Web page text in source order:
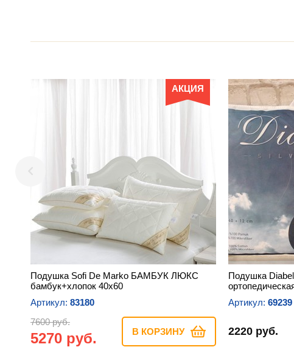
АКЦИЯ
Подушка Sofi De Marko БАМБУК ЛЮКС
бамбук+хлопок 40х60
Артикул: 83180
7600 руб.
5270 руб. В КОРЗИНУ
Подушка
Артикул: 69239
2220 руб.